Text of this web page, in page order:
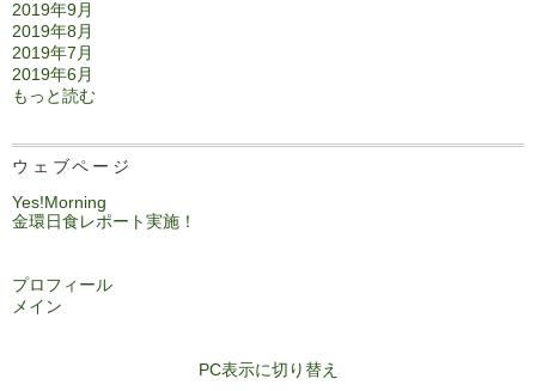
2019年9月
2019年8月
2019年7月
2019年6月
もっと読む
ウェブページ
Yes!Morning
金環日食レポート実施！
プロフィール
メイン
PC表示に切り替え